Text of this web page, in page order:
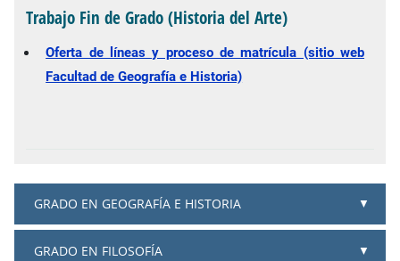
Trabajo Fin de Grado (Historia del Arte)
Oferta de líneas y proceso de matrícula (sitio web
Facultad de Geografía e Historia)
GRADO EN GEOGRAFÍA E HISTORIA
GRADO EN FILOSOFÍA